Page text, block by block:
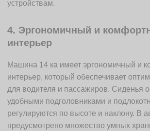
устройствам.
4. Эргономичный и
интерьер
Машина 14 ка имеет эргономичный и
интерьер, который обеспечивает
для водителя и пассажиров. Сиденья
удобными подголовниками и
регулируются по высоте и наклону. В
предусмотрено множество умных